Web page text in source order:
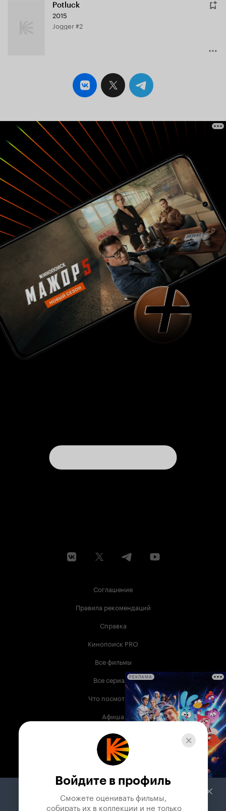
Potluck
2015
Jogger #2
Соглашение
Правила рекомендаций
Справка
Кинопоиск PRO
Все фильмы
Все сериалы
Что посмотреть
Афиша
Музыка
Телепрограмма
Служба поддержки
РЕКЛАМА
Войдите в профиль
Сможете оценивать фильмы,
собирать их в коллекции и не только